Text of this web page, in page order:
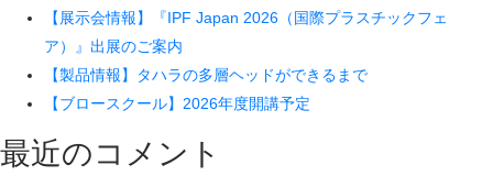
【展示会情報】『IPF Japan 2026（国際プラスチックフェ
ア）』出展のご案内
【製品情報】タハラの多層ヘッドができるまで
【ブロースクール】2026年度開講予定
最近のコメント